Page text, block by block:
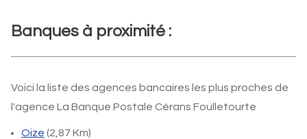
Banques à proximité :
Voici la liste des agences bancaires les plus proches de
l'agence La Banque Postale Cérans Foulletourte
Oize (2,87 Km)